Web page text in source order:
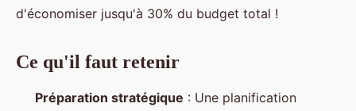
d'économiser jusqu'à 30% du budget total !
Ce qu'il faut retenir
Préparation stratégique : Une planification